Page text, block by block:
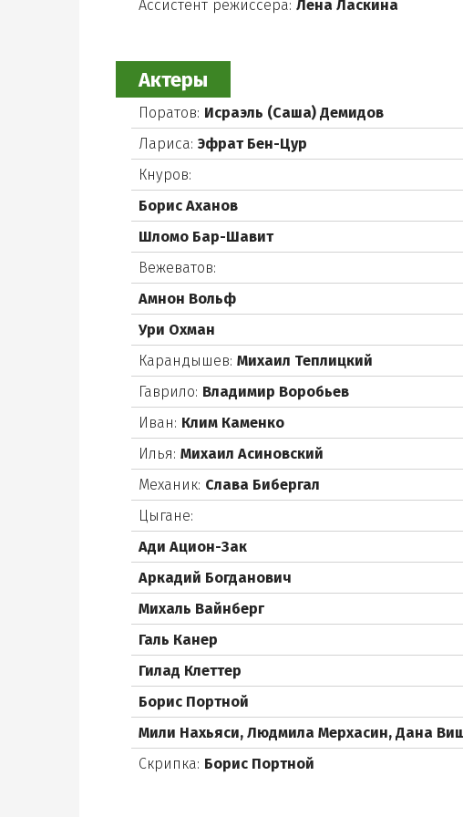
Ассистент режиссера: Лена Ласкина
Актеры
Поратов: Исраэль (Саша) Демидов
Лариса: Эфрат Бен-Цур
Кнуров:
Борис Аханов
Шломо Бар-Шавит
Вежеватов:
Амнон Вольф
Ури Охман
Карандышев: Михаил Теплицкий
Гаврило: Владимир Воробьев
Иван: Клим Каменко
Илья: Михаил Асиновский
Механик: Слава Бибергал
Цыгане:
Ади Ацион-Зак
Аркадий Богданович
Михаль Вайнберг
Галь Канер
Гилад Клеттер
Борис Портной
Мили Нахьяси, Людмила Мерхасин, Дана
Скрипка: Борис Портной